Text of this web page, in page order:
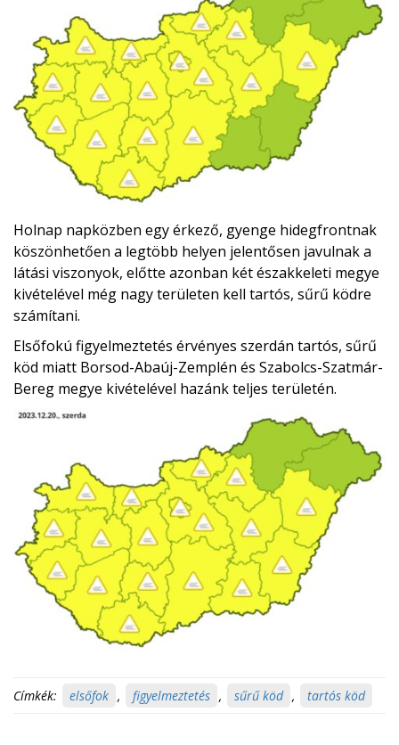
Holnap napközben egy érkező, gyenge hidegfrontnak
köszönhetően a legtöbb helyen jelentősen javulnak a
látási viszonyok, előtte azonban két északkeleti megye
kivételével még nagy területen kell tartós, sűrű ködre
számítani.
Elsőfokú figyelmeztetés érvényes szerdán tartós, sűrű
köd miatt Borsod-Abaúj-Zemplén és Szabolcs-Szatmár-
Bereg megye kivételével hazánk teljes területén.
Címkék: elsőfok , figyelmeztetés , sűrű köd , tartós köd